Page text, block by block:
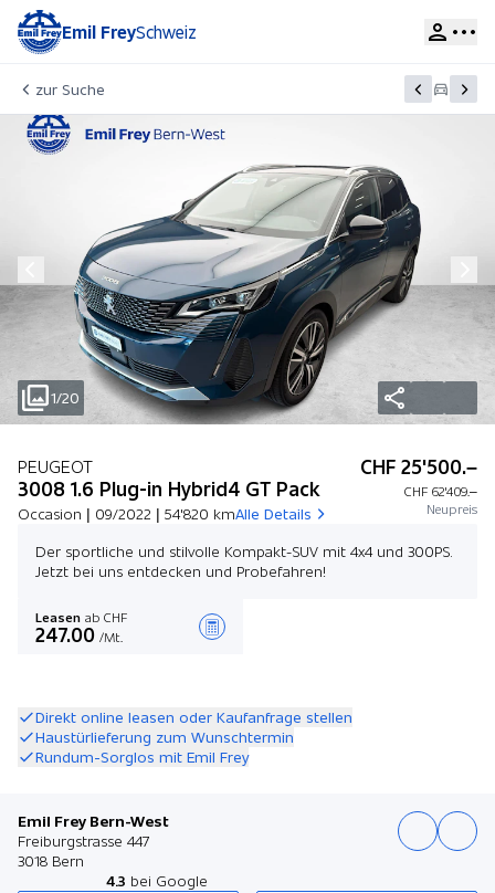
Emil FreySchweiz
zur Suche
1/20
PEUGEOT
3008 1.6 Plug-in Hybrid4 GT Pack
Occasion | 09/2022 | 54'820 kmAlle Details
CHF 25'500.–
CHF 62'409.–
Neupreis
Der sportliche und stilvolle Kompakt-SUV mit 4x4 und 300PS.
Jetzt bei uns entdecken und Probefahren!
Leasen ab CHF
247.00 /Mt.
Direkt online leasen oder Kaufanfrage stellen
Haustürlieferung zum Wunschtermin
Rundum-Sorglos mit Emil Frey
Emil Frey Bern-West
Freiburgstrasse 447
3018 Bern
4.3 bei Google